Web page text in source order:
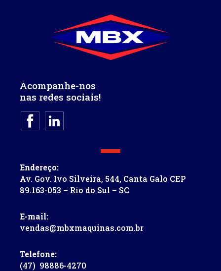
Acompanhe-nos
nas redes sociais!
Endereço:
Av. Gov. Ivo Silveira, 544, Canta Galo CEP
89.163-053 – Rio do Sul – SC
E-mail:
vendas@mbxmaquinas.com.br
Telefone:
(47) 98886-4270